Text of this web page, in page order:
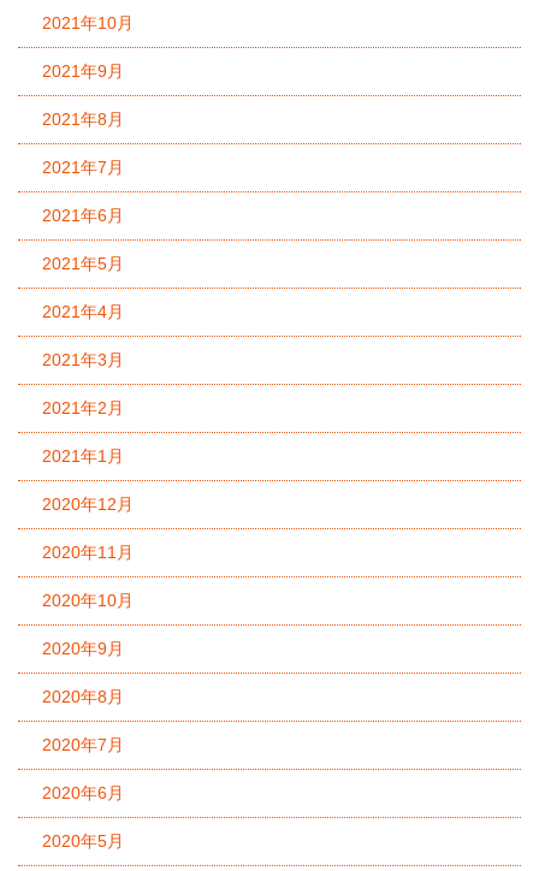
2021年10月
2021年9月
2021年8月
2021年7月
2021年6月
2021年5月
2021年4月
2021年3月
2021年2月
2021年1月
2020年12月
2020年11月
2020年10月
2020年9月
2020年8月
2020年7月
2020年6月
2020年5月